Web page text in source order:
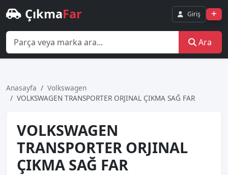
ÇıkmaFar Giriş
Ara
Anasayfa
Volkswagen
VOLKSWAGEN TRANSPORTER ORJINAL ÇIKMA SAĞ FAR
VOLKSWAGEN
TRANSPORTER ORJINAL
ÇIKMA SAĞ FAR